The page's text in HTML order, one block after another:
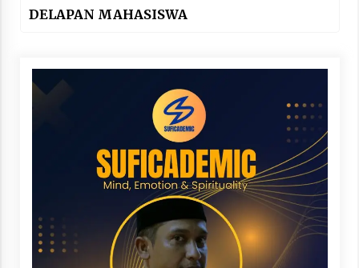
DELAPAN MAHASISWA